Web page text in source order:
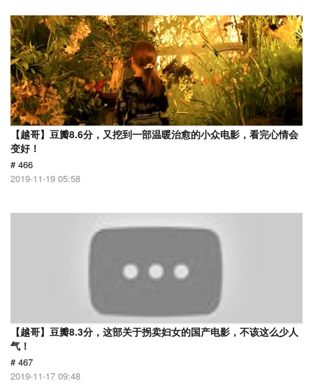
【越哥】豆瓣8.6分，又挖到一部温暖治愈的小众电影，看完心情会
变好！
# 466
2019-11-19 05:58
【越哥】豆瓣8.3分，这部关于拐卖妇女的国产电影，不该这么少人
气！
# 467
2019-11-17 09:48